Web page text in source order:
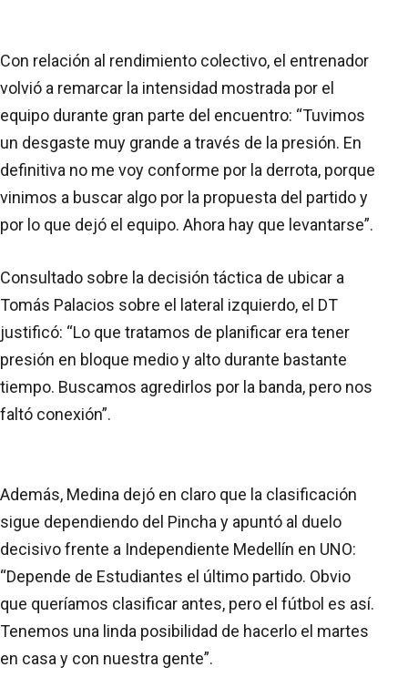
Con relación al rendimiento colectivo, el entrenador
volvió a remarcar la intensidad mostrada por el
equipo durante gran parte del encuentro: “Tuvimos
un desgaste muy grande a través de la presión. En
definitiva no me voy conforme por la derrota, porque
vinimos a buscar algo por la propuesta del partido y
por lo que dejó el equipo. Ahora hay que levantarse”.
Consultado sobre la decisión táctica de ubicar a
Tomás Palacios sobre el lateral izquierdo, el DT
justificó: “Lo que tratamos de planificar era tener
presión en bloque medio y alto durante bastante
tiempo. Buscamos agredirlos por la banda, pero nos
faltó conexión”.
Además, Medina dejó en claro que la clasificación
sigue dependiendo del Pincha y apuntó al duelo
decisivo frente a Independiente Medellín en UNO:
“Depende de Estudiantes el último partido. Obvio
que queríamos clasificar antes, pero el fútbol es así.
Tenemos una linda posibilidad de hacerlo el martes
en casa y con nuestra gente”.